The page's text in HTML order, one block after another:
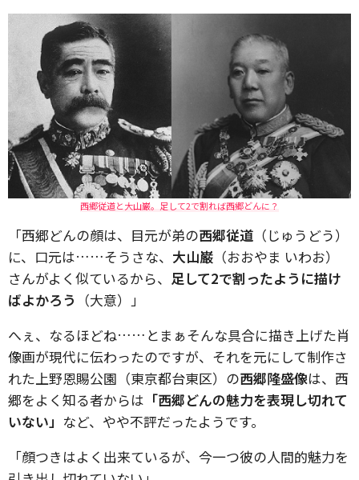
西郷従道と大山巌。足して2で割れば西郷どんに？
「西郷どんの顔は、目元が弟の西郷従道 （じゅうどう）
に、口元は……そうさな、 大山巌 （おおやま いわお）
さんがよく似ているから、 足して2で割ったように描け
ばよかろう （大意）」
へぇ、なるほどね……とまぁそんな具合に描き上げた肖
像画が現代に伝わったのですが、それを元にして制作さ
れた上野恩賜公園（東京都台東区）の西郷隆盛像は、西
郷をよく知る者からは 「西郷どんの魅力を表現し切れて
いない」 など、やや不評だったようです。
「顔つきはよく出来ているが、今一つ彼の人間的魅力を